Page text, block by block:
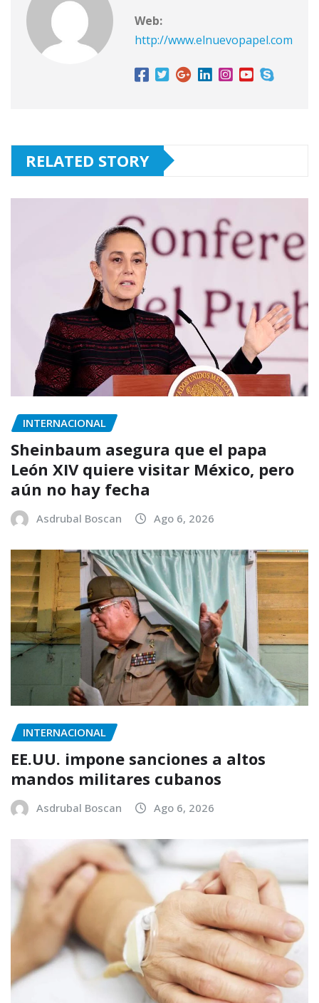
Web:
http://www.elnuevopapel.com
RELATED STORY
INTERNACIONAL
Sheinbaum asegura que el papa
León XIV quiere visitar México, pero
aún no hay fecha
Asdrubal Boscan Ago 6, 2026
INTERNACIONAL
EE.UU. impone sanciones a altos
mandos militares cubanos
Asdrubal Boscan Ago 6, 2026